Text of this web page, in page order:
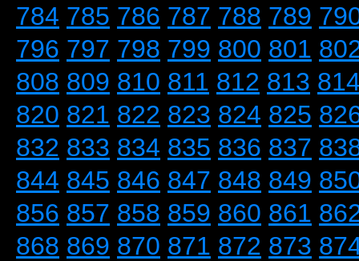
784 785 786 787 788 789
796 797 798 799 800 801
808 809 810 811 812 813
820 821 822 823 824 825
832 833 834 835 836 837
844 845 846 847 848 849
856 857 858 859 860 861
868 869 870 871 872 873